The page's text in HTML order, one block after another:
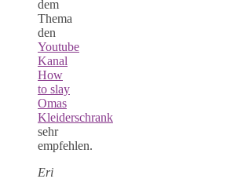
dem
Thema
den
Youtube
Kanal
How
to slay
Omas
Kleiderschrank
sehr
empfehlen.
Eri